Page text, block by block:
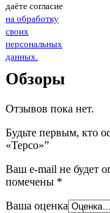
даёте согласие
на обработку
своих
персональных
данных.
Обзоры
Отзывов пока нет.
Будьте первым, кто
«Терсо»”
Ваш e-mail не будет
помечены *
Ваша оценка